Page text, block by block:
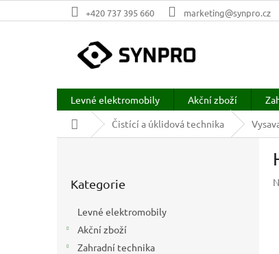
na
+420 737 395 660 marketing@synpro.cz
Levné elektromobily Akční zboží
Domů
Čistící a úklidová technika
kategorie
Kategorie
Levné elektromobily
Akční zboží
Zahradní technika